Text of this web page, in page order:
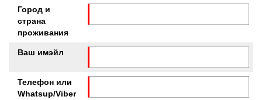
Город и
страна
проживания
Ваш имэйл
Телефон или
Whatsup/Viber